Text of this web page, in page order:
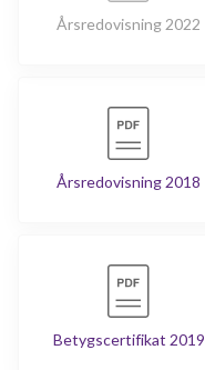
Årsredovisning 2022
Årsredovisning 2018
Betygscertifikat 2019